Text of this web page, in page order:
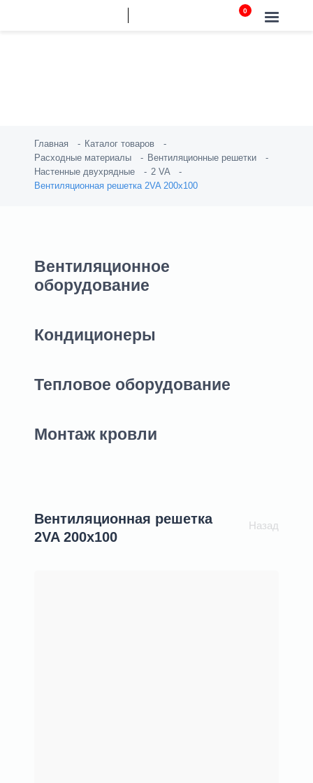
Главная
Каталог товаров
Расходные материалы
Вентиляционные решетки
Настенные двухрядные
2 VA
Вентиляционная решетка 2VA 200х100
Вентиляционное
оборудование
Кондиционеры
Тепловое оборудование
Монтаж кровли
Вентиляционная решетка
2VA 200х100
Назад